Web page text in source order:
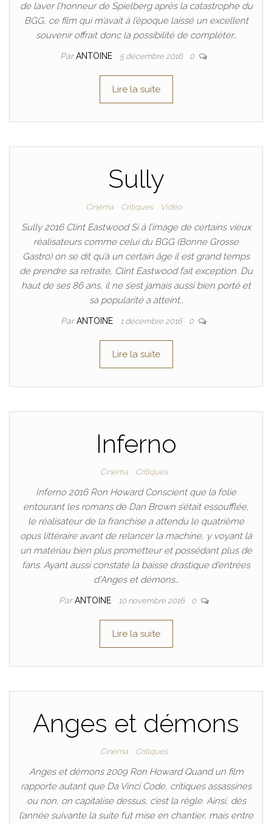
de laver l’honneur de Spielberg après la catastrophe du
BGG, ce film qui m’avait à l’époque laissé un excellent
souvenir offrait donc la possibilité de compléter…
ParANTOINE 5 décembre 2016 0
Lire la suite
Sully
Cinéma Critiques Vidéo
Sully 2016 Clint Eastwood Si à l’image de certains vieux
réalisateurs comme celui du BGG (Bonne Grosse
Gastro) on se dit qu’à un certain âge il est grand temps
de prendre sa retraite, Clint Eastwood fait exception. Du
haut de ses 86 ans, il ne s’est jamais aussi bien porté et
sa popularité a atteint…
ParANTOINE 1 décembre 2016 0
Lire la suite
Inferno
Cinéma Critiques
Inferno 2016 Ron Howard Conscient que la folie
entourant les romans de Dan Brown s’était essoufflée,
le réalisateur de la franchise a attendu le quatrième
opus littéraire avant de relancer la machine, y voyant là
un matériau bien plus prometteur et possédant plus de
fans. Ayant aussi constaté la baisse drastique d’entrées
d’Anges et démons…
ParANTOINE 10 novembre 2016 0
Lire la suite
Anges et démons
Cinéma Critiques
Anges et démons 2009 Ron Howard Quand un film
rapporte autant que Da Vinci Code, critiques assassines
ou non, on capitalise dessus, c’est la règle. Ainsi, dès
l’année suivante la suite fut mise en chantier, mais entre